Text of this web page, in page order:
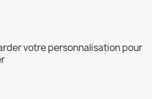
votre personnalisation pour